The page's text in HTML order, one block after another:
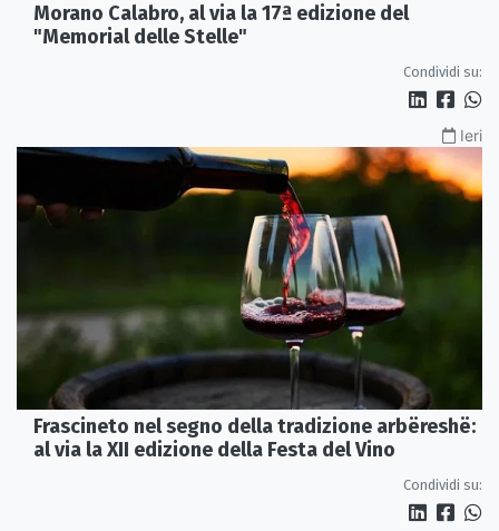
Morano Calabro, al via la 17ª edizione del
"Memorial delle Stelle"
Condividi su:
Ieri
Frascineto nel segno della tradizione arbëreshë:
al via la XII edizione della Festa del Vino
Condividi su: